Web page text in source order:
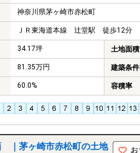
神奈川県茅ヶ崎市赤松町
ＪＲ東海道本線 辻堂駅 徒歩12分
34.17坪 土地面積
81.35万円 建築条件
60.0% 容積率
茅ヶ崎市赤松町の土地